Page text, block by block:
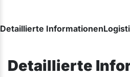
Detaillierte Informationen
Detaillierte